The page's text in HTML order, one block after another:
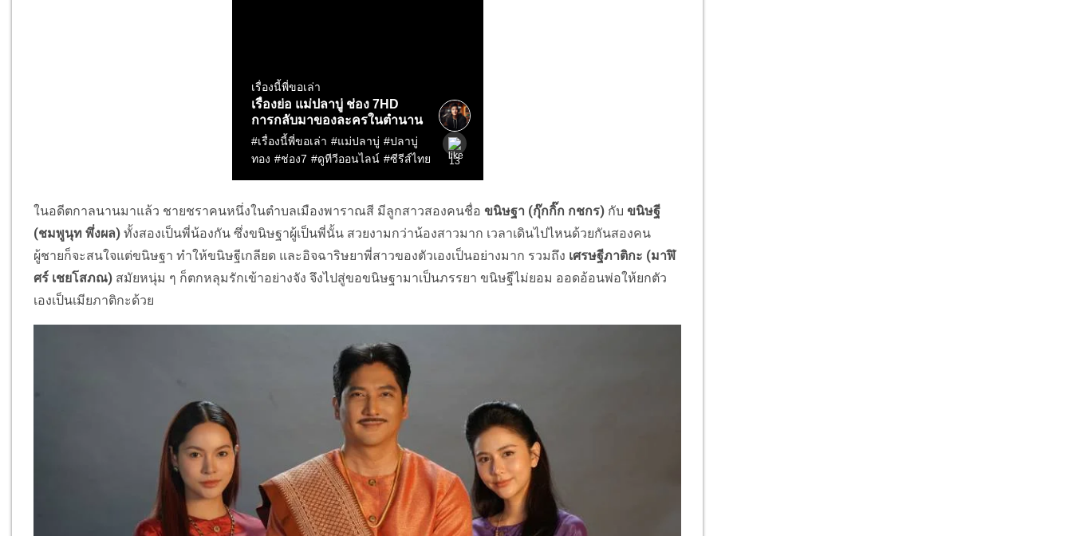
ในอดีตกาลนานมาแล้ว ชายชราคนหนึ่งในตำบลเมืองพาราณสี มีลูกสาวสองคนชื่อขนิษฐา (กุ๊กกิ๊ก กชกร) กับขนิษฐี
(ชมพูนุท พึ่งผล)ทั้งสองเป็นพี่น้องกัน ซึ่งขนิษฐาผู้เป็นพี่นั้น สวยงามกว่าน้องสาวมาก เวลาเดินไปไหนด้วยกันสองคน
ผู้ชายก็จะสนใจแต่ขนิษฐา ทำให้ขนิษฐีเกลียด และอิจฉาริษยาพี่สาวของตัวเองเป็นอย่างมาก รวมถึง เศรษฐีภาติกะ (มาฬิ
ศร์ เชยโสภณ) สมัยหนุ่ม ๆ ก็ตกหลุมรักเข้าอย่างจัง จึงไปสู่ขอขนิษฐามาเป็นภรรยา ขนิษฐีไม่ยอม ออดอ้อนพ่อให้ยกตัว
เองเป็นเมียภาติกะด้วย